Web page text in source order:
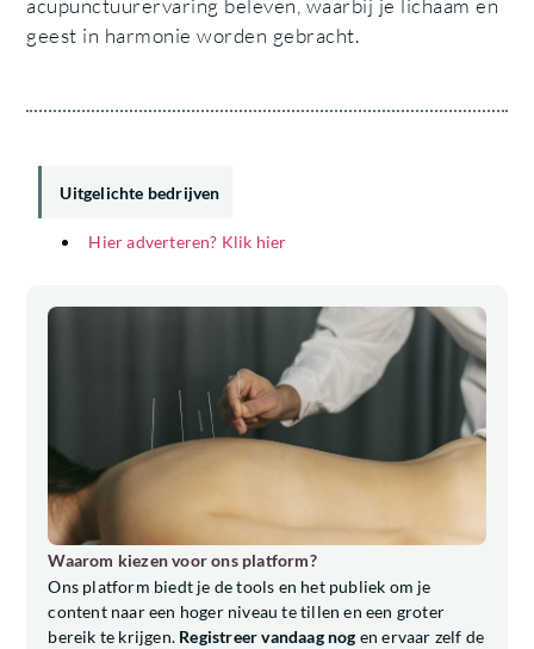
acupunctuurervaring beleven, waarbij je lichaam en
geest in harmonie worden gebracht.
Uitgelichte bedrijven
Hier adverteren? Klik hier
Waarom kiezen voor ons platform?
Ons platform biedt je de tools en het publiek om je
content naar een hoger niveau te tillen en een groter
bereik te krijgen. Registreer vandaag nog en ervaar zelf de